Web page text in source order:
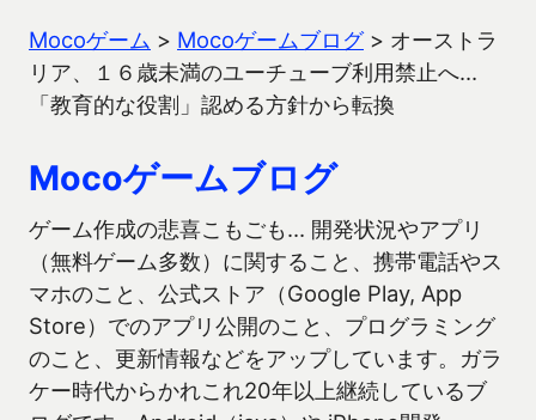
Mocoゲーム > Mocoゲームブログ> オーストラ
リア、１６歳未満のユーチューブ利用禁止へ…
「教育的な役割」認める方針から転換
Mocoゲームブログ
ゲーム作成の悲喜こもごも… 開発状況やアプリ
（無料ゲーム多数）に関すること、携帯電話やス
マホのこと、公式ストア（Google Play, App
Store）でのアプリ公開のこと、プログラミング
のこと、更新情報などをアップしています。ガラ
ケー時代からかれこれ20年以上継続しているブ